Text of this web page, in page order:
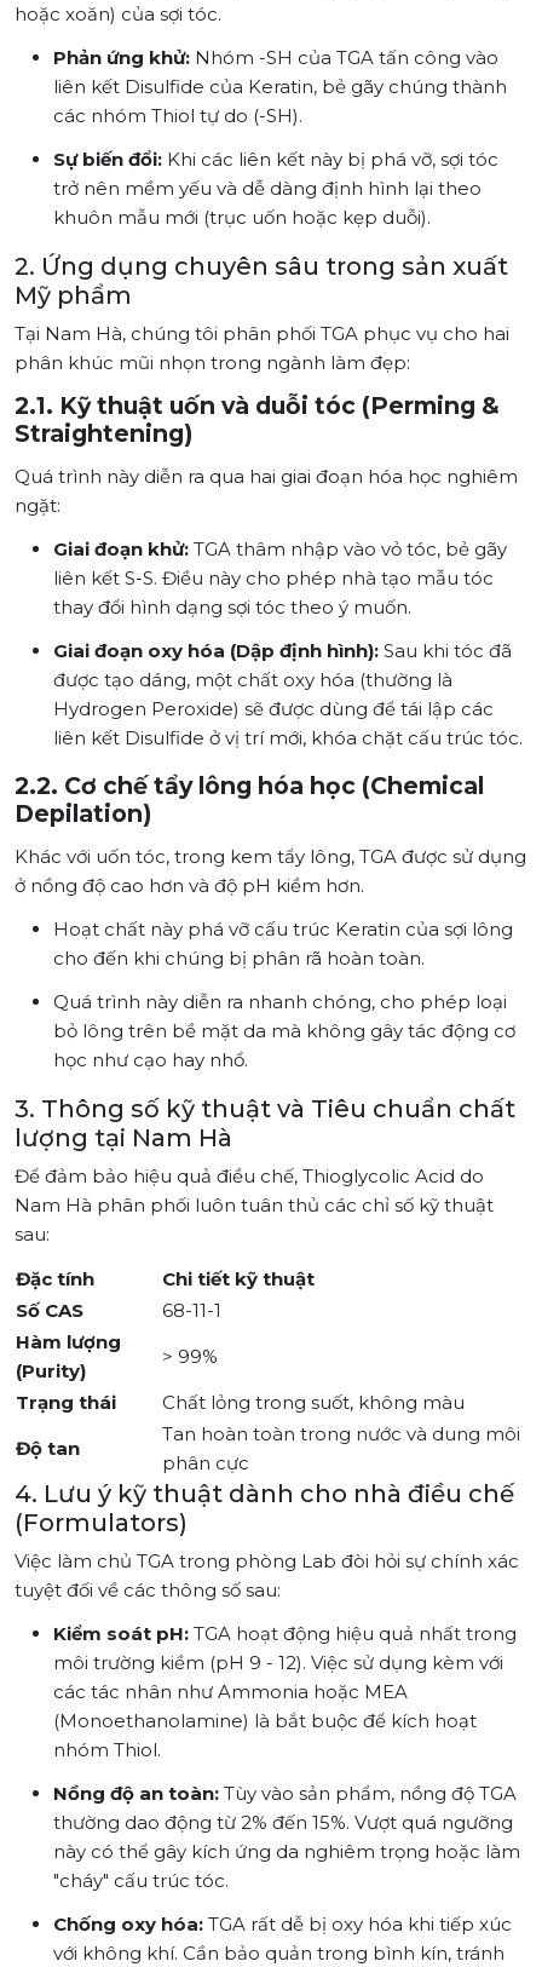
hoặc xoăn) của sợi tóc.
Phản ứng khử: Nhóm -SH của TGA tấn công vào
liên kết Disulfide của Keratin, bẻ gãy chúng thành
các nhóm Thiol tự do (-SH).
Sự biến đổi: Khi các liên kết này bị phá vỡ, sợi tóc
trở nên mềm yếu và dễ dàng định hình lại theo
khuôn mẫu mới (trục uốn hoặc kẹp duỗi).
2. Ứng dụng chuyên sâu trong sản xuất
Mỹ phẩm
Tại Nam Hà, chúng tôi phân phối TGA phục vụ cho hai
phân khúc mũi nhọn trong ngành làm đẹp:
2.1. Kỹ thuật uốn và duỗi tóc (Perming &
Straightening)
Quá trình này diễn ra qua hai giai đoạn hóa học nghiêm
ngặt:
Giai đoạn khử: TGA thâm nhập vào vỏ tóc, bẻ gãy
liên kết S-S. Điều này cho phép nhà tạo mẫu tóc
thay đổi hình dạng sợi tóc theo ý muốn.
Giai đoạn oxy hóa (Dập định hình): Sau khi tóc đã
được tạo dáng, một chất oxy hóa (thường là
Hydrogen Peroxide) sẽ được dùng để tái lập các
liên kết Disulfide ở vị trí mới, khóa chặt cấu trúc tóc.
2.2. Cơ chế tẩy lông hóa học (Chemical
Depilation)
Khác với uốn tóc, trong kem tẩy lông, TGA được sử dụng
ở nồng độ cao hơn và độ pH kiềm hơn.
Hoạt chất này phá vỡ cấu trúc Keratin của sợi lông
cho đến khi chúng bị phân rã hoàn toàn.
Quá trình này diễn ra nhanh chóng, cho phép loại
bỏ lông trên bề mặt da mà không gây tác động cơ
học như cạo hay nhổ.
3. Thông số kỹ thuật và Tiêu chuẩn chất
lượng tại Nam Hà
Để đảm bảo hiệu quả điều chế, Thioglycolic Acid do
Nam Hà phân phối luôn tuân thủ các chỉ số kỹ thuật
sau:
Đặc tính
Chi tiết kỹ thuật
Số CAS
68-11-1
Hàm lượng
(Purity)
> 99%
Trạng thái
Chất lỏng trong suốt, không màu
Độ tan
Tan hoàn toàn trong nước và dung môi
phân cực
4. Lưu ý kỹ thuật dành cho nhà điều chế
(Formulators)
Việc làm chủ TGA trong phòng Lab đòi hỏi sự chính xác
tuyệt đối về các thông số sau:
Kiểm soát pH: TGA hoạt động hiệu quả nhất trong
môi trường kiềm (pH 9 - 12). Việc sử dụng kèm với
các tác nhân như Ammonia hoặc MEA
(Monoethanolamine) là bắt buộc để kích hoạt
nhóm Thiol.
Nồng độ an toàn: Tùy vào sản phẩm, nồng độ TGA
thường dao động từ 2% đến 15%. Vượt quá ngưỡng
này có thể gây kích ứng da nghiêm trọng hoặc làm
"cháy" cấu trúc tóc.
Chống oxy hóa: TGA rất dễ bị oxy hóa khi tiếp xúc
với không khí. Cần bảo quản trong bình kín, tránh